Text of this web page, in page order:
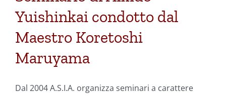
Yuishinkai condotto dal
Maestro Koretoshi
Maruyama
Dal 2004 A.S.I.A. organizza seminari a carattere